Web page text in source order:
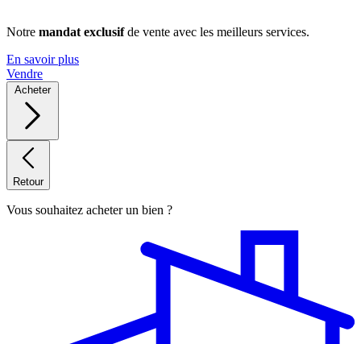
Notre mandat exclusifde vente avec les meilleurs services.
En savoir plus
Vendre
Acheter
Retour
Vous souhaitez acheter un bien ?